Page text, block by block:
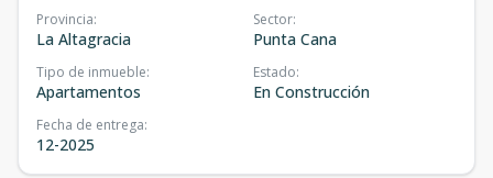
Provincia:
La Altagracia
Sector:
Punta Cana
Tipo de inmueble:
Apartamentos
Estado:
En Construcción
Fecha de entrega:
12-2025